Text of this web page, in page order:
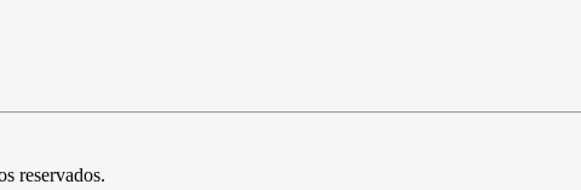
reservados.